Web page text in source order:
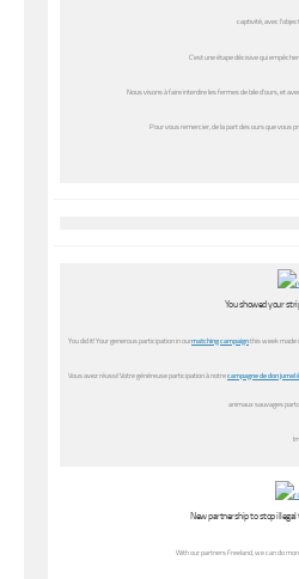
captivité, avec
C’est une étape décisive qui
Nous visons à faire interdire les fermes de bile d’ours, et
Pour vous remercier, de la part des ours que vous
You showed your
You did it! Your generous participation in ourmatching campaignthis week made
Vous avez réussi! Votre généreuse participation à notrecampagne de don jumelé
animaux sauvages
New partnership to stop illegal
With our partners Freeland, we can do